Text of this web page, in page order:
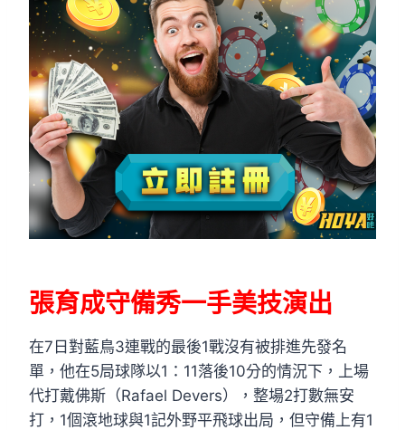
張育成守備秀一手美技演出
在7日對藍鳥3連戰的最後1戰沒有被排進先發名
單，他在5局球隊以1：11落後10分的情況下，上場
代打戴佛斯（Rafael Devers），整場2打數無安
打，1個滾地球與1記外野平飛球出局，但守備上有1